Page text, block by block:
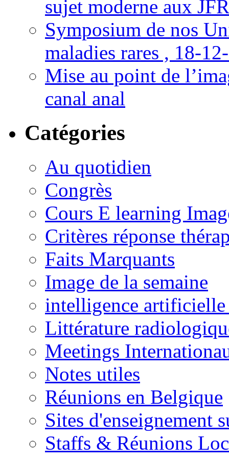
sujet moderne aux
Symposium de nos
maladies rares , 18-
Mise au point de
canal anal
Catégories
Au quotidien
Congrès
Cours E learning
Critères réponse
Faits Marquants
Image de la semaine
intelligence
Littérature
Meetings
Notes utiles
Réunions en Belgique
Sites d'enseignement
Staffs & Réunions